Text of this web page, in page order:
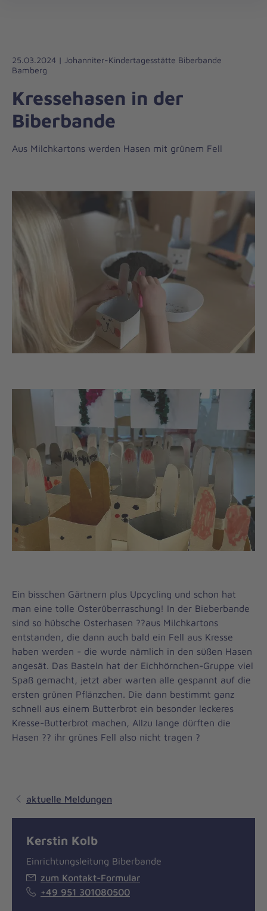
Liebe
25.03.2024 | Johanniter-Kindertagesstätte Biberbande
Bamberg
Kressehasen in der
Biberbande
Aus Milchkartons werden Hasen mit grünem Fell
Ein bisschen Gärtnern plus Upcycling und schon hat
man eine tolle Osterüberraschung! In der Bieberbande
sind so hübsche Osterhasen ­??aus Milchkartons
entstanden, die dann auch bald ein Fell aus Kresse
haben werden - die wurde nämlich in den süßen Hasen
angesät. Das Basteln hat der Eichhörnchen-Gruppe viel
Spaß gemacht, jetzt aber warten alle gespannt auf die
ersten grünen Pflänzchen. Die dann bestimmt ganz
schnell aus einem Butterbrot ein besonder leckeres
Kresse-Butterbrot machen, Allzu lange dürften die
Hasen ?? ihr grünes Fell also nicht tragen ?
aktuelle Meldungen
Kerstin Kolb
Einrichtungsleitung Biberbande
zum Kontakt-Formular
+49 951 301080500